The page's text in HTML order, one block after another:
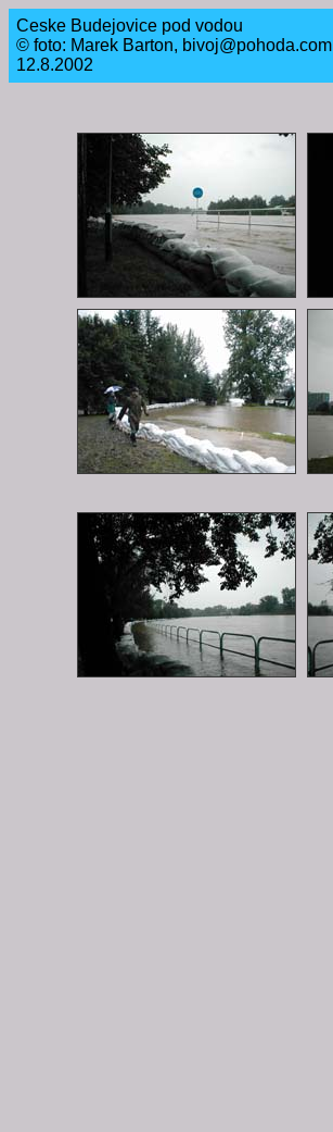
Ceske Budejovice pod vodou
© foto: Marek Barton, bivoj@pohoda.com
12.8.2002